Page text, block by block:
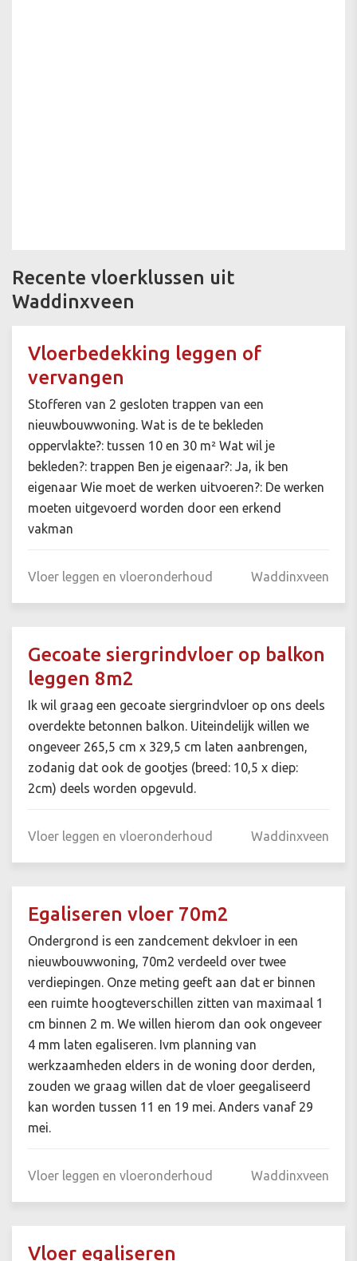
Recente vloerklussen uit
Waddinxveen
Vloerbedekking leggen of
vervangen
Stofferen van 2 gesloten trappen van een
nieuwbouwwoning. Wat is de te bekleden
oppervlakte?: tussen 10 en 30 m² Wat wil je
bekleden?: trappen Ben je eigenaar?: Ja, ik ben
eigenaar Wie moet de werken uitvoeren?: De werken
moeten uitgevoerd worden door een erkend
vakman
Vloer leggen en vloeronderhoud Waddinxveen
Gecoate siergrindvloer op balkon
leggen 8m2
Ik wil graag een gecoate siergrindvloer op ons deels
overdekte betonnen balkon. Uiteindelijk willen we
ongeveer 265,5 cm x 329,5 cm laten aanbrengen,
zodanig dat ook de gootjes (breed: 10,5 x diep:
2cm) deels worden opgevuld.
Vloer leggen en vloeronderhoud Waddinxveen
Egaliseren vloer 70m2
Ondergrond is een zandcement dekvloer in een
nieuwbouwwoning, 70m2 verdeeld over twee
verdiepingen. Onze meting geeft aan dat er binnen
een ruimte hoogteverschillen zitten van maximaal 1
cm binnen 2 m. We willen hierom dan ook ongeveer
4 mm laten egaliseren. Ivm planning van
werkzaamheden elders in de woning door derden,
zouden we graag willen dat de vloer geegaliseerd
kan worden tussen 11 en 19 mei. Anders vanaf 29
mei.
Vloer leggen en vloeronderhoud Waddinxveen
Vloer egaliseren